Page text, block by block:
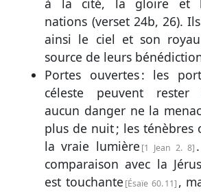
à la cité, la gloire et
nations (verset 24b, 26).
ainsi le ciel et son
source de leurs
Portes ouvertes : les
céleste peuvent rester
aucun danger ne la
plus de nuit ; les ténèbres
la vraie lumière 1 Jean 2. 8
comparaison avec la
est touchante Ésaïe 60. 11 ,